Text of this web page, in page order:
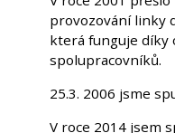
provozování linky
která funguje díky
spolupracovníků.
25.3. 2006 jsme
V roce 2014 jsem